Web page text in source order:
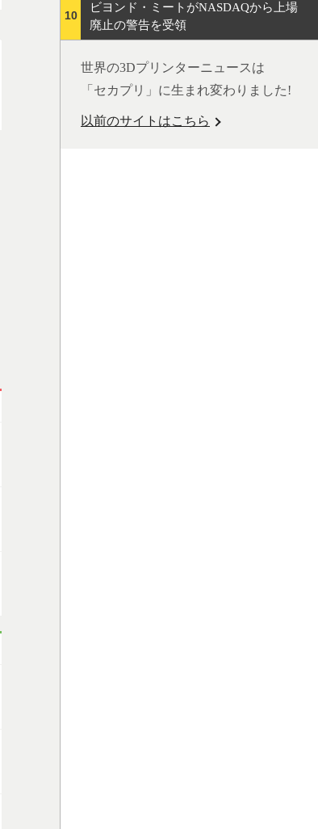
10
ビヨンド・ミートがNASDAQから上場
廃止の警告を受領
世界の3Dプリンターニュースは
「セカプリ」に生まれ変わりました!
以前のサイトはこちら